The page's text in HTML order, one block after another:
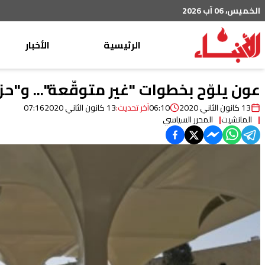
الخميس، 06 آب 2026
الرئيسية
الأخبار
محليات
عربي دولي
خاص
رياضة
من لبنان
ثقافة ومجتمع
عون يلوّح بخطوات "غير متوقّعة"...
13 كانون الثاني 2020 06:10آخر تحديث:13 كانون الثاني 2020 07:16
المانشيت المحرر السياسي